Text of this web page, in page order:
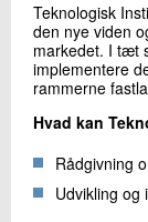
Teknologisk
den nye viden
markedet. I tæt
implementere
rammerne
Hvad kan
Rådgivning
Udvikling og